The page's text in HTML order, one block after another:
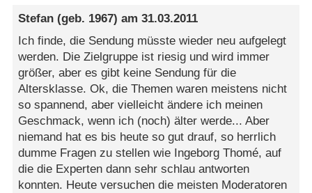
Stefan (geb. 1967) am31.03.2011
Ich finde, die Sendung müsste wieder neu aufgelegt
werden. Die Zielgruppe ist riesig und wird immer
größer, aber es gibt keine Sendung für die
Altersklasse. Ok, die Themen waren meistens nicht
so spannend, aber vielleicht ändere ich meinen
Geschmack, wenn ich (noch) älter werde... Aber
niemand hat es bis heute so gut drauf, so herrlich
dumme Fragen zu stellen wie Ingeborg Thomé, auf
die die Experten dann sehr schlau antworten
konnten. Heute versuchen die meisten Moderatoren